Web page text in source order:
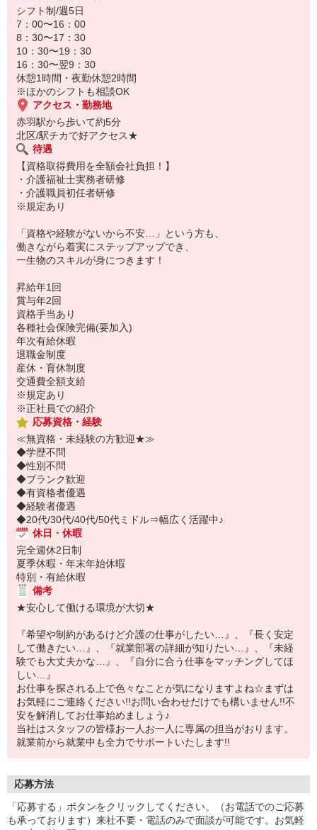
シフト制/週5日
7：00〜16：00
8：30〜17：30
10：30〜19：30
16：30〜翌9：30
休憩1時間・夜勤休憩2時間
※ほかのシフトも相談OK
アクセス・勤務地
赤羽駅から歩いて約5分
北区/駅チカで好アクセス★
待遇
【資格取得費用を全額会社負担！】
・介護福祉士実務者研修
・介護職員初任者研修
※規定あり
「資格や経験がないから不安…」という方も、
働きながら着実にステップアップでき、
一生物のスキルが身につきます！
昇給年1回
賞与年2回
資格手当あり
各種社会保険完備(要加入)
年次有給休暇
退職金制度
産休・育休制度
交通費全額支給
※規定あり
※正社員での紹介
応募資格・経験
≪無資格・未経験の方歓迎★≫
◆学歴不問
◆性別不問
◆ブランク歓迎
◆有資格者優遇
◆経験者優遇
◆20代/30代/40代/50代ミドル⇒幅広く活躍中♪
休日・休暇
完全週休2日制
夏季休暇・年末年始休暇
特別・有給休暇
備考
★安心して働ける環境が大切★
『希望や制約があるけど介護の仕事がしたい…』、『長く安定
して働きたい…』、『就業部署の詳細が知りたい…』、『未経
験でも大丈夫かな…』、『自分に合う仕事をマッチングしてほ
しい…』
お仕事を探される上で色々なことが気になりますよね☆まずは
お気軽にご連絡ください!!お問い合わせだけでも構いません!!不
安を解消してお仕事始めましょう♪
当社はスタッフの皆様お一人お一人に専属の担当がおります。
就業前から就業中も全力でサポートいたします!!
応募方法
「応募する」ボタンをクリックしてください。（お電話でのご応募
も承っております）来社不要・電話のみで面談が可能です。お気軽